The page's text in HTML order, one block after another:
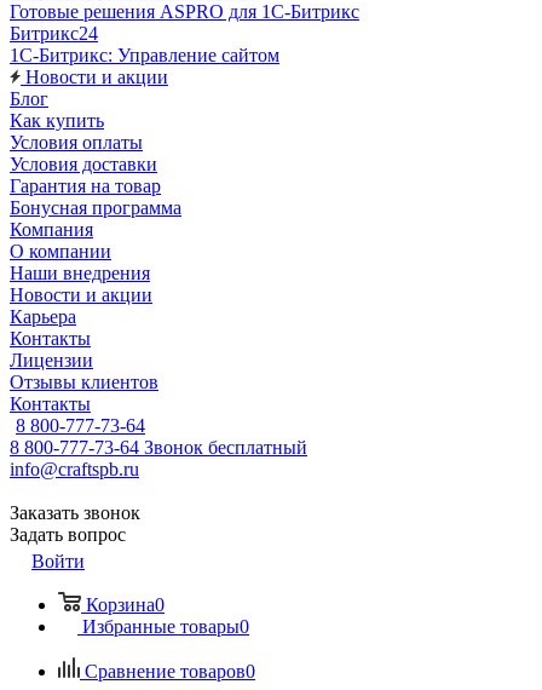
Готовые решения ASPRO для 1С-Битрикс
Битрикс24
1С-Битрикс: Управление сайтом
Новости и акции
Блог
Как купить
Условия оплаты
Условия доставки
Гарантия на товар
Бонусная программа
Компания
О компании
Наши внедрения
Новости и акции
Карьера
Контакты
Лицензии
Отзывы клиентов
Контакты
8 800-777-73-64
8 800-777-73-64 Звонок бесплатный
info@craftspb.ru
Заказать звонок
Задать вопрос
Войти
Корзина0
Избранные товары0
Сравнение товаров0